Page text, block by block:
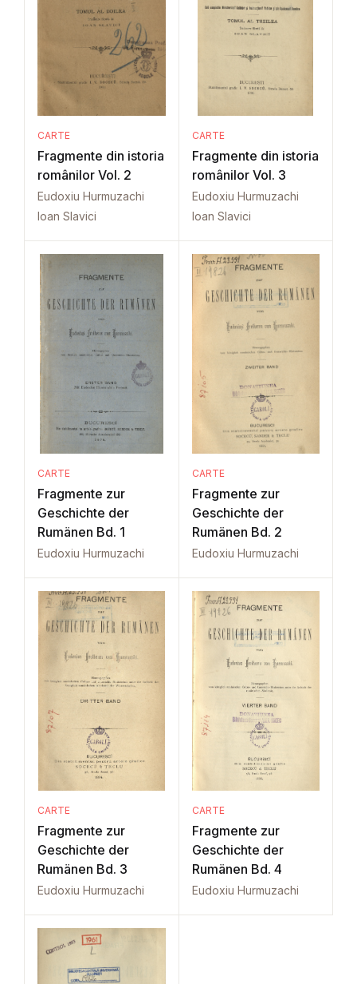
CARTE
Fragmente din istoria
românilor Vol. 2
Eudoxiu Hurmuzachi
Ioan Slavici
CARTE
Fragmente din istoria
românilor Vol. 3
Eudoxiu Hurmuzachi
Ioan Slavici
CARTE
Fragmente zur
Geschichte der
Rumänen Bd. 1
Eudoxiu Hurmuzachi
CARTE
Fragmente zur
Geschichte der
Rumänen Bd. 2
Eudoxiu Hurmuzachi
CARTE
Fragmente zur
Geschichte der
Rumänen Bd. 3
Eudoxiu Hurmuzachi
CARTE
Fragmente zur
Geschichte der
Rumänen Bd. 4
Eudoxiu Hurmuzachi